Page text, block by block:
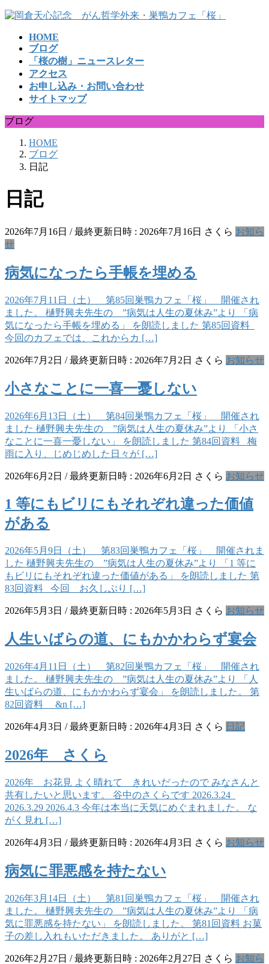
コ
ッ
プ
ナ
移
動
HOME
ブログ
「桜の樹」ニュースレター
アクセス
お申し込み・お問い合わせ
サイトマップ
ブログ
HOME
ブログ
日記
日記
2026年7月16日 / 最終更新日時 : 2026年7月16日 さくら お知ら
せ
病気になったら手帳を埋める
2026年7月11日（土） 第85回巣鴨カフェ「桜」 開催され
ました。 樋野興夫先生の ”病気は人生の夏休み”より 「病
気になったら手帳を埋める」 を朗読しました 第85回資料
今回のカフェでは、これからカ […]
2026年7月2日 / 最終更新日時 : 2026年7月2日 さくら お知らせ
小さなことに一喜一憂しない
2026年6月13日（土） 第84回巣鴨カフェ「桜」 開催され
ました 樋野興夫先生の ”病気は人生の夏休み”より 「小さ
なことに一喜一憂しない」 を朗読しました 第84回資料 梅
雨に入り、じめじめした日々が […]
2026年6月2日 / 最終更新日時 : 2026年6月2日 さくら お知らせ
1 等にもビリにもそれぞれ違った価値
がある
2026年5月9日（土） 第83回巣鴨カフェ「桜」 開催されま
した 樋野興夫先生の ”病気は人生の夏休み”より 「1 等に
もビリにもそれぞれ違った価値がある」 を朗読しました 第
83回資料 今回 お久しぶり […]
2026年5月3日 / 最終更新日時 : 2026年5月3日 さくら お知らせ
人生いばらの道、にもかかわらず宴会
2026年4月11日（土） 第82回巣鴨カフェ「桜」 開催され
ました。 樋野興夫先生の ”病気は人生の夏休み”より 「人
生いばらの道、にもかかわらず宴会」 を朗読しました。 第
82回資料 &n […]
2026年4月3日 / 最終更新日時 : 2026年4月3日 さくら 日記
2026年 さくら
2026年 お花見 よく晴れて きれいだったので みなさんと
共有したいと思います。 谷中のさくらです 2026.3.24
2026.3.29 2026.4.3 今年は本当に天気にめぐまれました。 な
がく見れ […]
2026年4月3日 / 最終更新日時 : 2026年4月3日 さくら お知らせ
病気に罪悪感を持たない
2026年3月14日（土） 第81回巣鴨カフェ「桜」 開催され
ました。 樋野興夫先生の ”病気は人生の夏休み”より 「病
気に罪悪感を持たない」 を朗読しました。 第81回資料 お菓
子の差し入れもいただきました。 ありがと […]
2026年2月27日 / 最終更新日時 : 2026年2月27日 さくら お知ら